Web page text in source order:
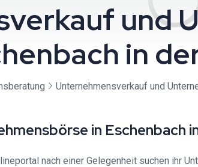
und
in
Unternehmensverkauf und
in Eschenbach
nach einer Gelegenheit suchen ihr